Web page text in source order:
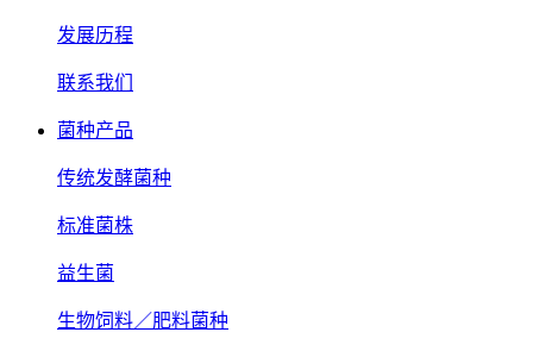
发展历程
联系我们
菌种产品
传统发酵菌种
标准菌株
益生菌
生物饲料／肥料菌种